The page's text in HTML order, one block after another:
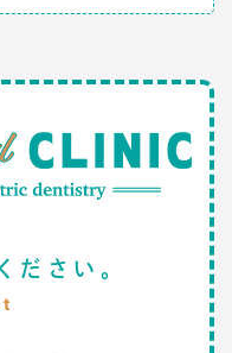
ださい。